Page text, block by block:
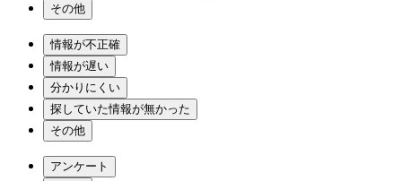
その他
情報が不正確
情報が遅い
分かりにくい
探していた情報が無かった
その他
アンケート